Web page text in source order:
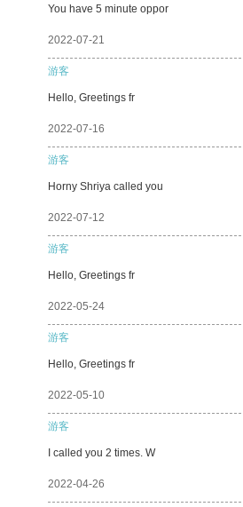
You have 5 minute oppor
2022-07-21
游客
Hello, Greetings fr
2022-07-16
游客
Horny Shriya called you
2022-07-12
游客
Hello, Greetings fr
2022-05-24
游客
Hello, Greetings fr
2022-05-10
游客
I called you 2 times. W
2022-04-26